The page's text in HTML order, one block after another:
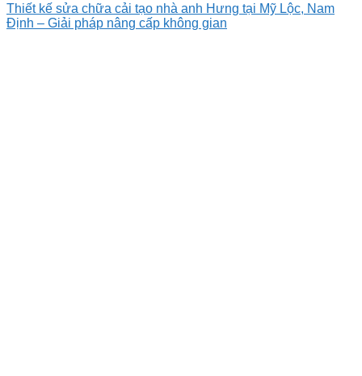
Thiết kế sửa chữa cải tạo nhà anh Hưng tại Mỹ Lộc, Nam
Định – Giải pháp nâng cấp không gian